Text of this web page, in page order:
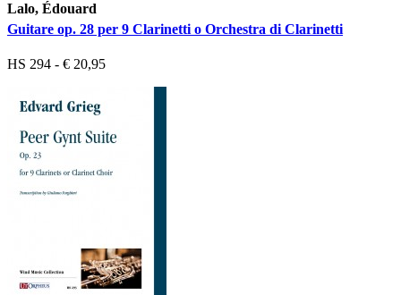
Lalo, Édouard
Guitare op. 28 per 9 Clarinetti o Orchestra di Clarinetti
HS 294 - € 20,95